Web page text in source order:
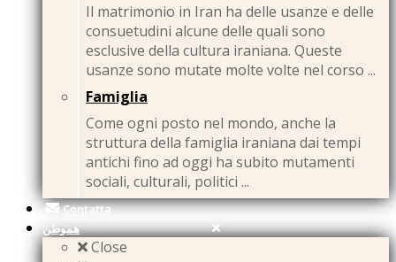
Il matrimonio in Iran ha delle usanze e delle
consuetudini alcune delle quali sono
esclusive della cultura iraniana. Queste
usanze sono mutate molte volte nel corso ...
Famiglia
Come ogni posto nel mondo, anche la
struttura della famiglia iraniana dai tempi
antichi fino ad oggi ha subito mutamenti
sociali, culturali, politici ...
Contatta
هموطن
Close